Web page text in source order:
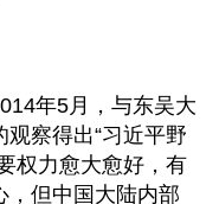
年5月，与东吴大
察得出“习近平野
权力愈大愈好，有
，但中国大陆内部